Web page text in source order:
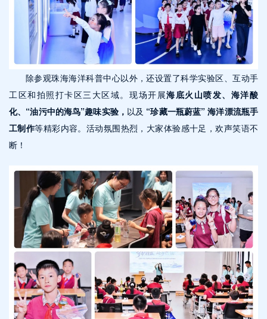
除参观珠海海洋科普中心以外，还设置了科学实验区、互动手
工区和拍照打卡区三大区域。现场开展海底火山喷发、海洋酸
化、“油污中的海鸟”趣味实验， 以及 “珍藏一瓶蔚蓝” 海洋漂流瓶手
工制作等精彩内容。活动氛围热烈，大家体验感十足，欢声笑语不
断！